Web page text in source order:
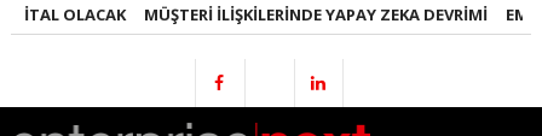
OLACAK MÜŞTERI İLIŞKILERINDE YAPAY ZEKA DEVRIMI